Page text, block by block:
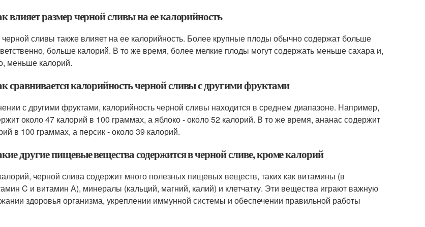
влияет размер черной сливы на ее калорийность
сливы также влияет на ее калорийность. Более крупные плоды обычно содержат больше
больше калорий. В то же время, более мелкие плоды могут содержать меньше сахара и,
меньше калорий.
сравнивается калорийность черной сливы с другими фруктами
с другими фруктами, калорийность черной сливы находится в среднем диапазоне. Например,
около 47 калорий в 100 граммах, а яблоко - около 52 калорий. В то же время, ананас содержит
в 100 граммах, а персик - около 39 калорий.
другие пищевые вещества содержится в черной сливе, кроме калорий
черной слива содержит много полезных пищевых веществ, таких как витамины (в
C и витамин A), минералы (кальций, магний, калий) и клетчатку. Эти вещества играют важную
здоровья организма, укреплении иммунной системы и обеспечении правильной работы